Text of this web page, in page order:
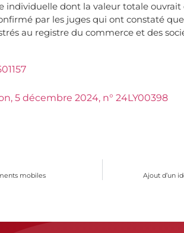
individuelle dont la valeur totale
par les juges qui ont constaté
au registre du commerce et des
5 décembre 2024, n° 24LY00398
mobiles Ajout d’un